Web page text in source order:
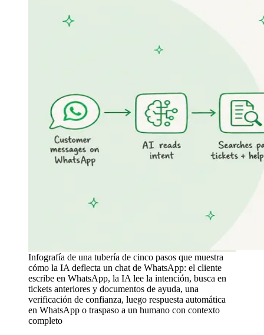
Infografía de una tubería de cinco pasos que muestra
cómo la IA deflecta un chat de WhatsApp: el cliente
escribe en WhatsApp, la IA lee la intención, busca en
tickets anteriores y documentos de ayuda, una
verificación de confianza, luego respuesta automática
en WhatsApp o traspaso a un humano con contexto
completo